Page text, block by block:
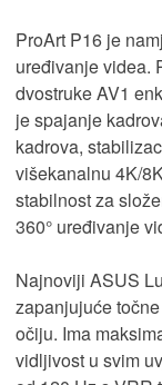
ProArt P16 je
uređivanje videa.
dvostruke AV1
je spajanje
kadrova,
višekanalnu 4K/
stabilnost za
360° uređivanje
Najnoviji ASUS
zapanjujuće
očiju. Ima
vidljivost u svim